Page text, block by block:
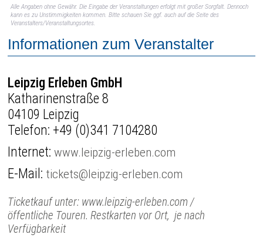
Alle Angaben ohne Gewähr. Die Eingabe der Veranstaltungen erfolgt mit großer Sorgfalt. Dennoch
kann es zu Unstimmigkeiten kommen. Bitte schauen Sie ggf. auch auf die Seite des
Veranstalters/Veranstaltungsortes.
Informationen zum Veranstalter
Leipzig Erleben GmbH
Katharinenstraße 8
04109 Leipzig
Telefon: +49 (0)341 7104280
Internet:www.leipzig-erleben.com
E-Mail: tickets@leipzig-erleben.com
Ticketkauf unter: www.leipzig-erleben.com /
öffentliche Touren. Restkarten vor Ort, je nach
Verfügbarkeit